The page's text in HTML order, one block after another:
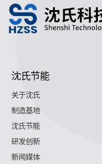
沈氏节能
关于沈氏
制造基地
沈氏节能
研发创新
新闻媒体